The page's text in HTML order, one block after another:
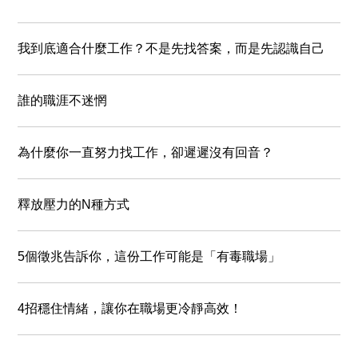
我到底適合什麼工作？不是先找答案，而是先認識自己
誰的職涯不迷惘
為什麼你一直努力找工作，卻遲遲沒有回音？
釋放壓力的N種方式
5個徵兆告訴你，這份工作可能是「有毒職場」
4招穩住情緒，讓你在職場更冷靜高效！